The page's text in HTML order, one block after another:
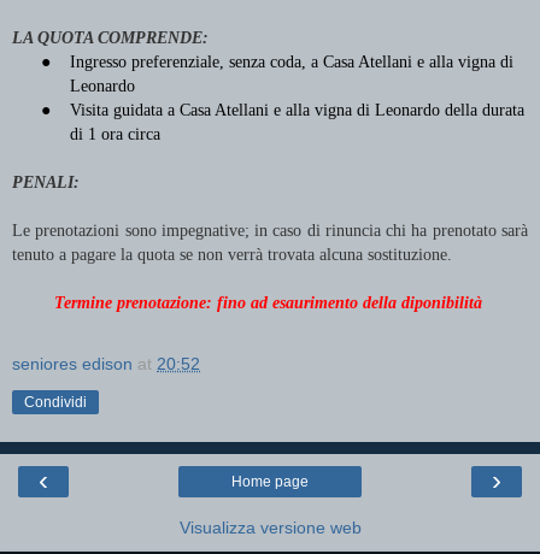
LA QUOTA COMPRENDE:
●
Ingresso preferenziale, senza coda, a Casa Atellani e alla vigna di
Leonardo
●
Visita guidata a Casa Atellani e alla vigna di Leonardo della durata
di 1 ora circa
PENALI:
Le prenotazioni sono impegnative; in caso di rinuncia chi ha prenotato sarà
tenuto a pagare la quota se non verrà trovata alcuna sostituzione.
Termine prenotazione: fino ad esaurimento della diponibilità
seniores edison at 20:52
Condividi
‹ ›
Home page
Visualizza versione web